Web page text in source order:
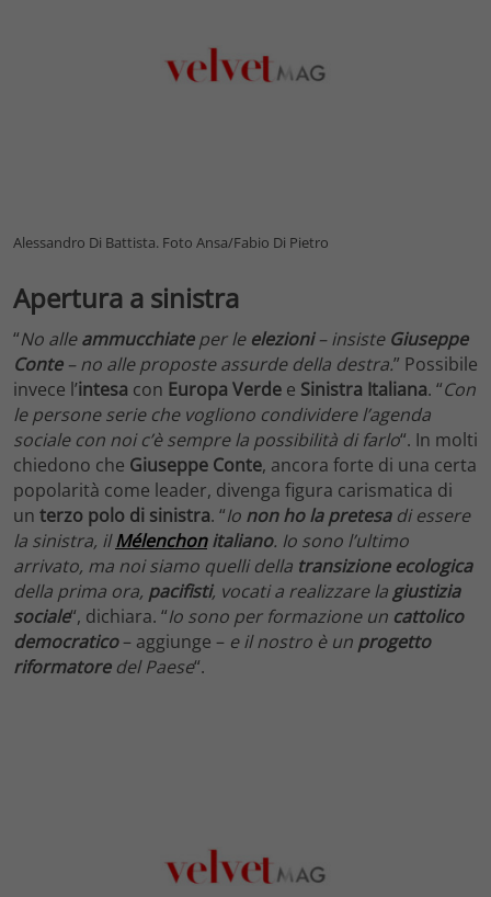
Alessandro Di Battista. Foto Ansa/Fabio Di Pietro
Apertura a sinistra
“No alleammucchiateper le elezioni– insiste Giuseppe
Conte– no alle proposte assurde della destra.” Possibile
invece l’intesa con Europa Verde e Sinistra Italiana. “Con
le persone serie che vogliono condividere l’agenda
sociale con noi c’è sempre la possibilità di farlo“. In molti
chiedono che Giuseppe Conte, ancora forte di una certa
popolarità come leader, divenga figura carismatica di
un terzo polo di sinistra. “Io non ho la pretesadi essere
la sinistra, ilMélenchon italiano. Io sono l’ultimo
arrivato, ma noi siamo quelli della transizione ecologica
della prima ora, pacifisti, vocati a realizzare la giustizia
sociale“, dichiara. “Io sono per formazione un cattolico
democratico– aggiunge – e il nostro è un progetto
riformatoredel Paese“.